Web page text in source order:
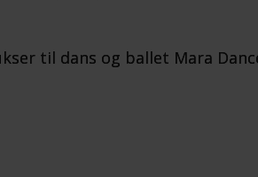
til dans og ballet Mara